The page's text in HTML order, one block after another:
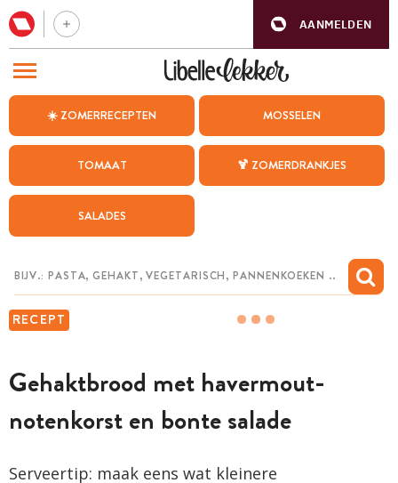
AANMELDEN
☀️ ZOMERRECEPTEN MOSSELEN
TOMAAT 🍹 ZOMERDRANKJES
SALADES
RECEPT
Gehaktbrood met havermout-
notenkorst en bonte salade
Serveertip: maak eens wat kleinere
BEZOEK ONZE ANDERE WEBSITES
WEEKMENU
CHAT MET MAIA
MIJN BEWAARDE RECEPTEN